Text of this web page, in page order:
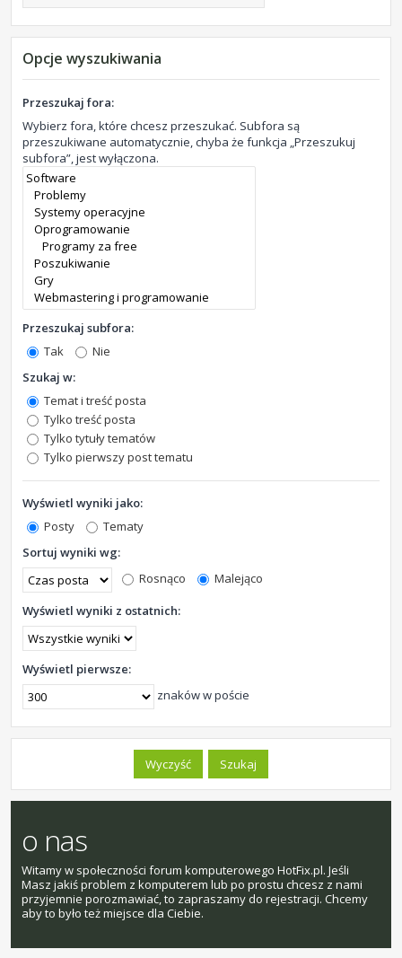
Opcje wyszukiwania
Przeszukaj fora:
Wybierz fora, które chcesz przeszukać. Subfora są
przeszukiwane automatycznie, chyba że funkcja „Przeszukuj
subfora”, jest wyłączona.
Przeszukaj subfora:
Tak
Nie
Szukaj w:
Temat i treść posta
Tylko treść posta
Tylko tytuły tematów
Tylko pierwszy post tematu
Wyświetl wyniki jako:
Posty
Tematy
Sortuj wyniki wg:
Rosnąco
Malejąco
Wyświetl wyniki z ostatnich:
Wyświetl pierwsze:
znaków w poście
o nas
Witamy w społeczności forum komputerowego HotFix.pl. Jeśli
Masz jakiś problem z komputerem lub po prostu chcesz z nami
przyjemnie porozmawiać, to zapraszamy do rejestracji. Chcemy
aby to było też miejsce dla Ciebie.